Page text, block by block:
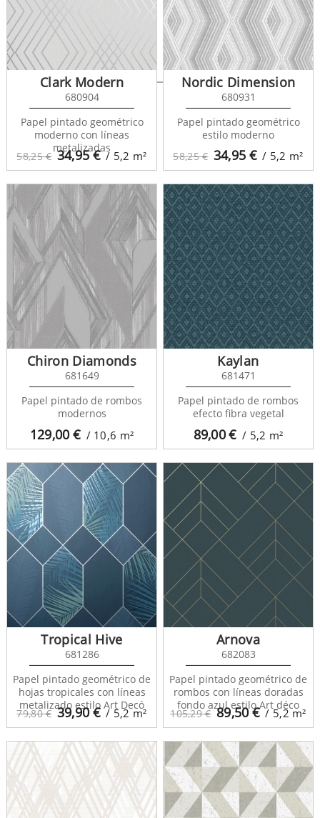
Nordic Room 679817
58,25 € 34,95€ / 5,2 m²
Clark Modern
680904
Papel pintado geométrico
moderno con líneas
metalizadas
58,25 € 34,95 € / 5,2 m²
Nordic Dimension
680931
Papel pintado geométrico
estilo moderno
129,00€ / 10,6 m²
Chiron Diamonds
681649
Papel pintado de rombos
modernos
89,00€ / 5,2 m²
Kaylan
681471
Papel pintado de rombos
efecto fibra vegetal
79,80 € 39,90€ / 5,2m²
Tropical Hive
681286
Papel pintado geométrico de
hojas tropicales con líneas
metalizado estilo Art Decó
105,29 € 89,50€ / 5,2m²
Arnova
682083
Papel pintado geométrico de
rombos con líneas doradas
fondo azul estilo Art déco